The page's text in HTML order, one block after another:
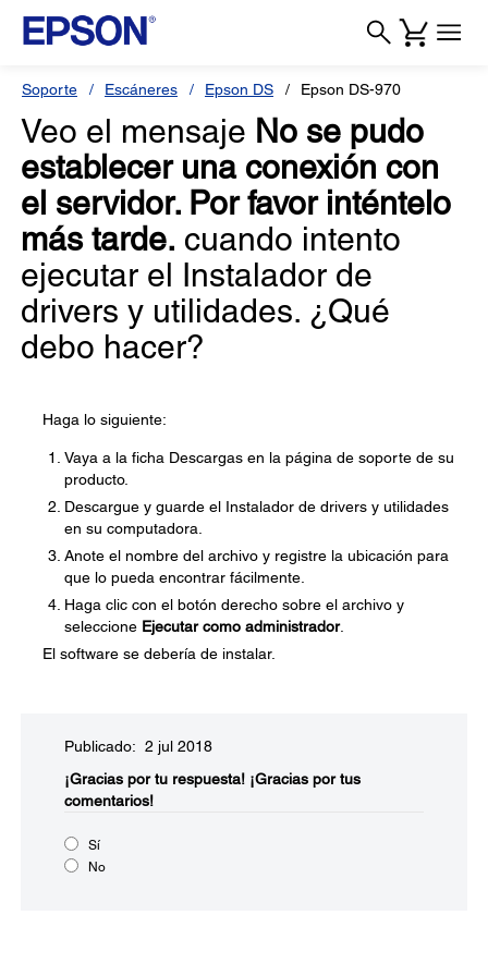
Soporte Escáneres Epson DS Epson DS-970
Veo el mensaje No se pudo
establecer una conexión con
el servidor. Por favor inténtelo
más tarde. cuando intento
ejecutar el Instalador de
drivers y utilidades. ¿Qué
debo hacer?
Haga lo siguiente:
Vaya a la ficha Descargas en la página de soporte de su
producto.
Descargue y guarde el Instalador de drivers y utilidades
en su computadora.
Anote el nombre del archivo y registre la ubicación para
que lo pueda encontrar fácilmente.
Haga clic con el botón derecho sobre el archivo y
seleccione Ejecutar como administrador.
El software se debería de instalar.
Publicado: 2 jul 2018
¡Gracias por tu respuesta! ¡Gracias por tus
comentarios!
Sí
No